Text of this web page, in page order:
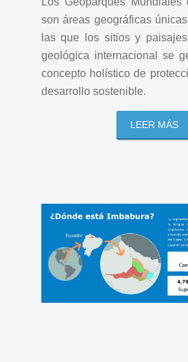
son áreas geográficas
las que los sitios y
geológica internacional se
concepto holístico de
desarrollo sostenible.
LEER MÁS